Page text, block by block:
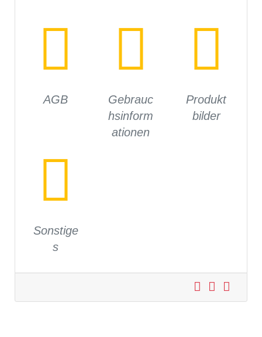
AGB
Gebrauc
hsinform
ationen
Produkt
bilder
Sonstige
s